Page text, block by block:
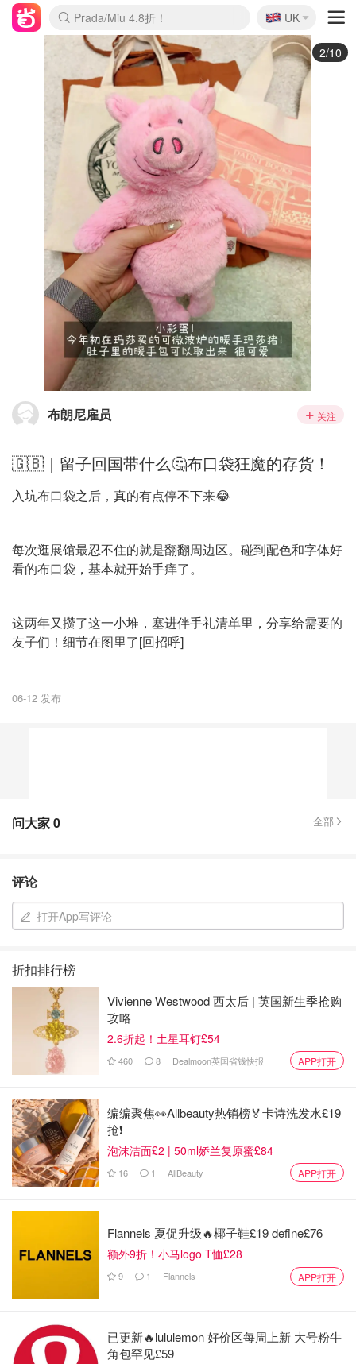
麦卢卡蜂蜜夏促！个位数！
Prada/Miu 4.8折！
啥？必胜客披萨5折！
🇬🇧
UK
3/10
布朗尼雇员 关注
🇬🇧｜留子回国带什么🤔布口袋狂魔的存货！
入坑布口袋之后，真的有点停不下来😂
每次逛展馆最忍不住的就是翻翻周边区。碰到配色和字体好
看的布口袋，基本就开始手痒了。
这两年又攒了这一小堆，塞进伴手礼清单里，分享给需要的
友子们！细节在图里了[回招呼]
06-12 发布
问大家0 全部
评论
打开App写评论
折扣排行榜
Vivienne Westwood 西太后 | 英国新生季抢购
攻略
2.6折起！土星耳钉£54
460 8 Dealmoon英国省钱快报 APP打开
编编聚焦👀Allbeauty热销榜🏅卡诗洗发水£19
抢❗
泡沫洁面£2 | 50ml娇兰复原蜜£84
16 1 AllBeauty APP打开
Flannels 夏促升级🔥椰子鞋£19 define£76
额外9折！小马logo T恤£28
9 1 Flannels APP打开
已更新🔥lululemon 好价区每周上新 大号粉牛
角包罕见£59